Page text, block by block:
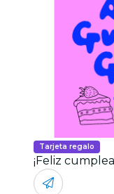
Tarjeta regalo
¡Feliz